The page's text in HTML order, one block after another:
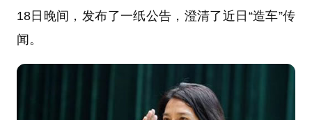
18日晚间，发布了一纸公告，澄清了近日“造车”传
闻。